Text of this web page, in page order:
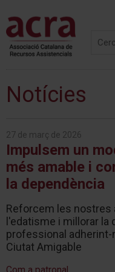
Notícies
27 de març de 2026
Impulsem un
més amable i
la dependència
Reforcem les nostres
l'edatisme i millorar la
professional adherint-
Ciutat Amigable